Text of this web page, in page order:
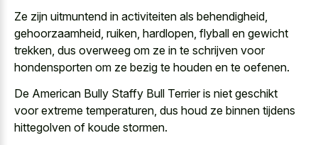
Ze zijn uitmuntend in activiteiten als behendigheid,
gehoorzaamheid, ruiken, hardlopen, flyball en gewicht
trekken, dus overweeg om ze in te schrijven voor
hondensporten om ze bezig te houden en te oefenen.
De American Bully Staffy Bull Terrier is niet geschikt
voor extreme temperaturen, dus houd ze binnen tijdens
hittegolven of koude stormen.